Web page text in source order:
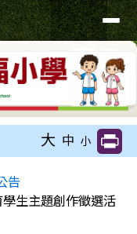
大 中 小
告
生主題創作徵選活